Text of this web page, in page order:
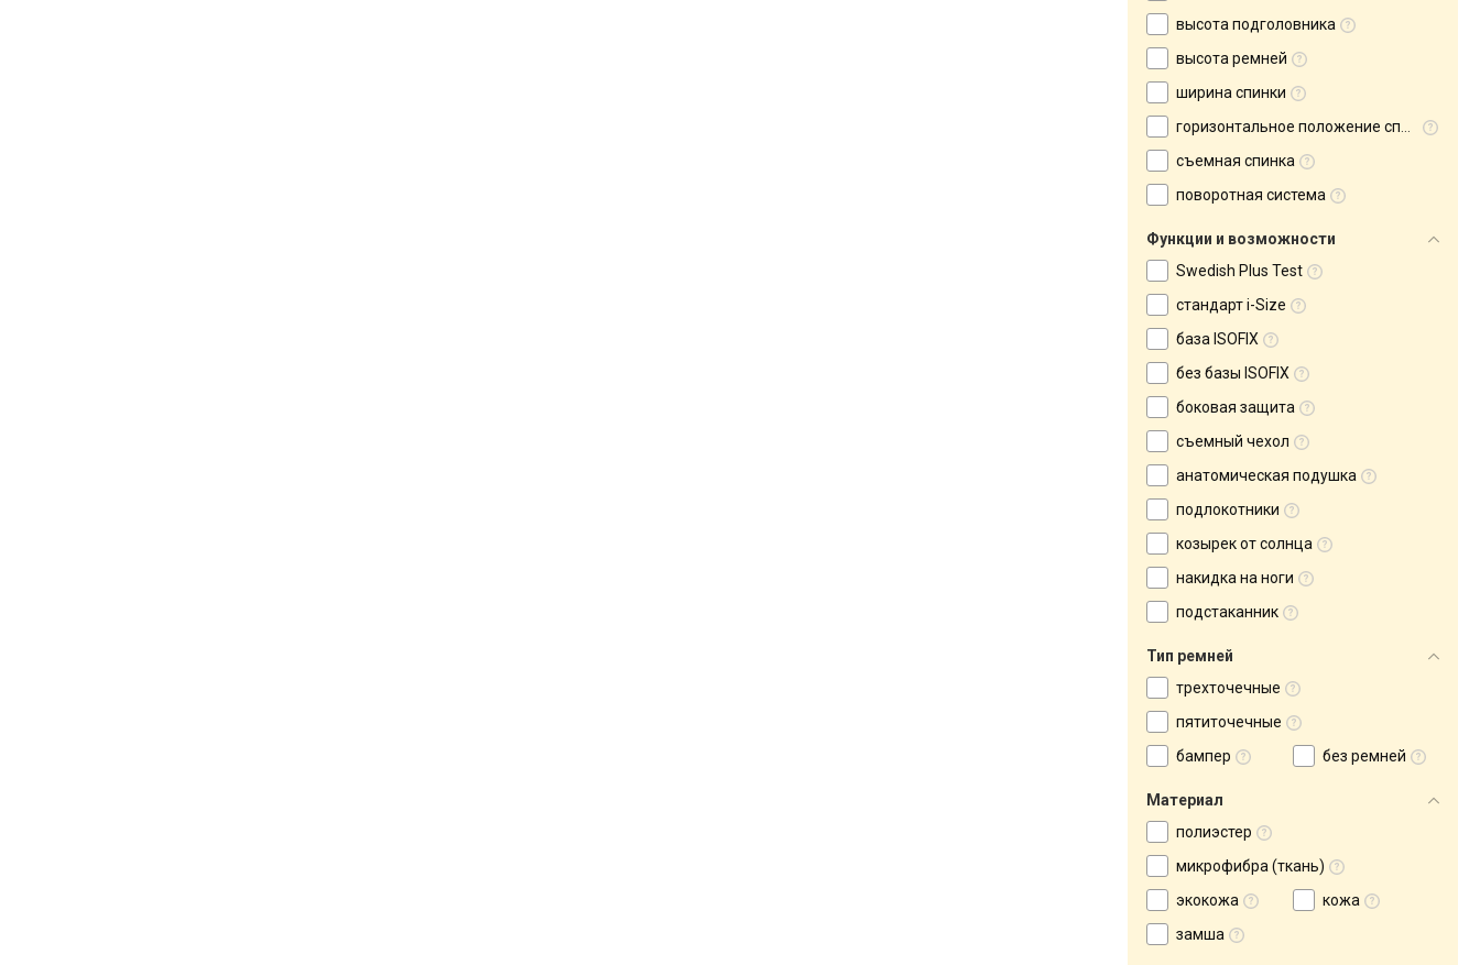
высота подголовника
высота ремней
ширина спинки
горизонтальное положение спинки
съемная спинка
поворотная система
Функции и возможности
Swedish Plus Test
стандарт i-Size
база ISOFIX
без базы ISOFIX
боковая защита
съемный чехол
анатомическая подушка
подлокотники
козырек от солнца
накидка на ноги
подстаканник
Тип ремней
трехточечные
пятиточечные
бампер
без ремней
Материал
полиэстер
микрофибра (ткань)
экокожа
кожа
замша